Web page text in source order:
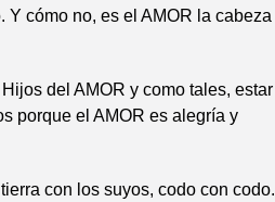
cómo no, es el AMOR la cabeza
del AMOR y como tales, estar
porque el AMOR es alegría y
con los suyos, codo con codo.